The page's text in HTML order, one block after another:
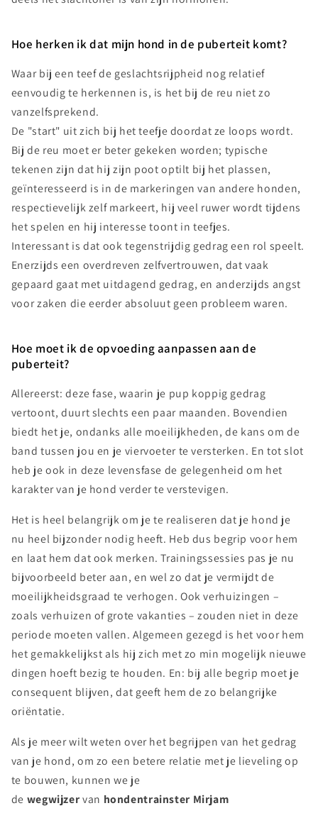
Hoe herken ik dat mijn hond in de puberteit komt?
Waar bij een teef de geslachtsrijpheid nog relatief
eenvoudig te herkennen is, is het bij de reu niet zo
vanzelfsprekend.
De "start" uit zich bij het teefje doordat ze loops wordt.
Bij de reu moet er beter gekeken worden; typische
tekenen zijn dat hij zijn poot optilt bij het plassen,
geïnteresseerd is in de markeringen van andere honden,
respectievelijk zelf markeert, hij veel ruwer wordt tijdens
het spelen en hij interesse toont in teefjes.
Interessant is dat ook tegenstrijdig gedrag een rol speelt.
Enerzijds een overdreven zelfvertrouwen, dat vaak
gepaard gaat met uitdagend gedrag, en anderzijds angst
voor zaken die eerder absoluut geen probleem waren.
Hoe moet ik de opvoeding aanpassen aan de
puberteit?
Allereerst: deze fase, waarin je pup koppig gedrag
vertoont, duurt slechts een paar maanden. Bovendien
biedt het je, ondanks alle moeilijkheden, de kans om de
band tussen jou en je viervoeter te versterken. En tot slot
heb je ook in deze levensfase de gelegenheid om het
karakter van je hond verder te verstevigen.
Het is heel belangrijk om je te realiseren dat je hond je
nu heel bijzonder nodig heeft. Heb dus begrip voor hem
en laat hem dat ook merken. Trainingssessies pas je nu
bijvoorbeeld beter aan, en wel zo dat je vermijdt de
moeilijkheidsgraad te verhogen. Ook verhuizingen –
zoals verhuizen of grote vakanties – zouden niet in deze
periode moeten vallen. Algemeen gezegd is het voor hem
het gemakkelijkst als hij zich met zo min mogelijk nieuwe
dingen hoeft bezig te houden. En: bij alle begrip moet je
consequent blijven, dat geeft hem de zo belangrijke
oriëntatie.
Als je meer wilt weten over het begrijpen van het gedrag
van je hond, om zo een betere relatie met je lieveling op
te bouwen, kunnen we je
de wegwijzervan hondentrainster Mirjam